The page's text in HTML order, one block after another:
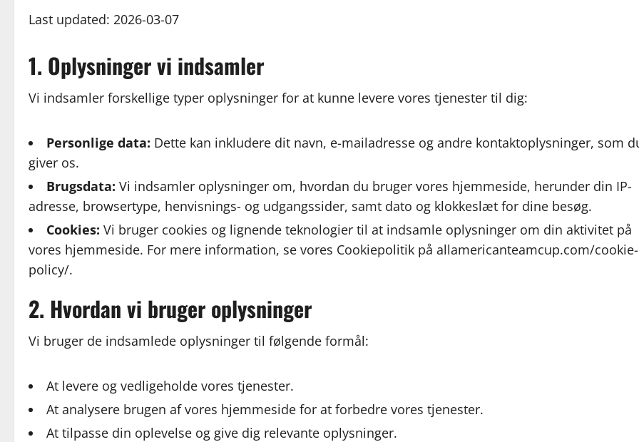
Last updated: 2026-03-07
1. Oplysninger vi indsamler
Vi indsamler forskellige typer oplysninger for at kunne levere vores tjenester til dig:
Personlige data: Dette kan inkludere dit navn, e-mailadresse og andre kontaktoplysninger, som
giver os.
Brugsdata: Vi indsamler oplysninger om, hvordan du bruger vores hjemmeside, herunder din IP-
adresse, browsertype, henvisnings- og udgangssider, samt dato og klokkeslæt for dine besøg.
Cookies: Vi bruger cookies og lignende teknologier til at indsamle oplysninger om din aktivitet på
vores hjemmeside. For mere information, se vores Cookiepolitik på allamericanteamcup.com/cookie-
policy/.
2. Hvordan vi bruger oplysninger
Vi bruger de indsamlede oplysninger til følgende formål:
At levere og vedligeholde vores tjenester.
At analysere brugen af vores hjemmeside for at forbedre vores tjenester.
At tilpasse din oplevelse og give dig relevante oplysninger.